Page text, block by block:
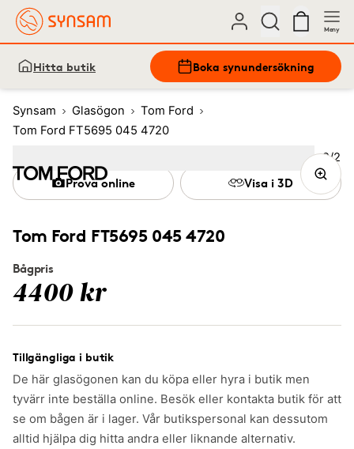
Meny
Hitta butik Boka synundersökning
Synsam Glasögon
Tom Ford
Tom Ford FT5695 045 4720
Tom Ford FT5695 045 4720
Bågpris
4400 kr
Tillgängliga i butik
De här glasögonen kan du köpa eller hyra i butik men
tyvärr inte beställa online. Besök eller kontakta butik för att
se om bågen är i lager. Vår butikspersonal kan dessutom
alltid hjälpa dig hitta andra eller liknande alternativ.
Prova online Visa i 3D
Bild
2/2
Image (Current image)